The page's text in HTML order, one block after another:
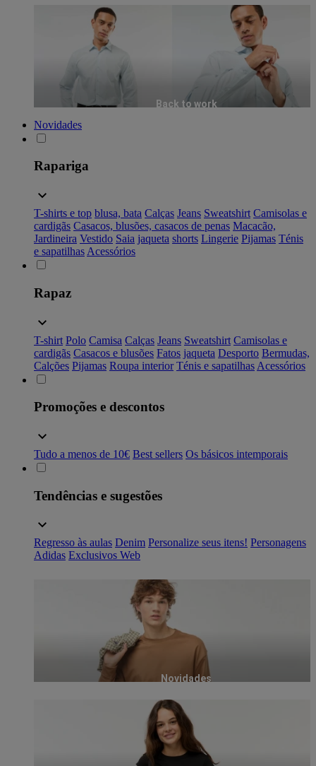
Back to work
Novidades
Rapariga
T-shirts e top blusa, bata Calças Jeans Sweatshirt Camisolas e
cardigãs Casacos, blusões, casacos de penas Macacão,
Jardineira Vestido Saia jaqueta shorts Lingerie Pijamas Ténis
e sapatilhas Acessórios
Rapaz
T-shirt Polo Camisa Calças Jeans Sweatshirt Camisolas e
cardigãs Casacos e blusões Fatos jaqueta Desporto Bermudas,
Calções Pijamas Roupa interior Ténis e sapatilhas Acessórios
Promoções e descontos
Tudo a menos de 10€ Best sellers Os básicos intemporais
Tendências e sugestões
Regresso às aulas Denim Personalize seus itens! Personagens
Adidas Exclusivos Web
Novidades